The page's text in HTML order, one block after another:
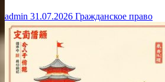
admin 31.07.2026 Гражданское право